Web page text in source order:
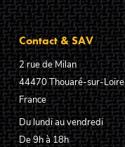
Contact & SAV
2 rue de Milan
44470Thouaré-sur-Loire
France
Du lundi au vendredi
De 9h à 18h